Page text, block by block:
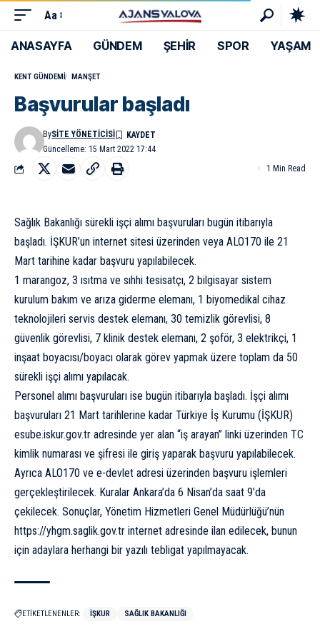
Aa
ANASAYFA GÜNDEM ŞEHİR SPOR YAŞAM
KENT GÜNDEMI MANŞET
Başvurular başladı
Güncelleme: 15 Mart 2022 17:44
BySITE YÖNETICISI
1 Min Read
Sağlık Bakanlığı sürekli işçi alımı başvuruları bugün itibarıyla
başladı. İŞKUR’un internet sitesi üzerinden veya ALO170 ile 21
Mart tarihine kadar başvuru yapılabilecek.
1 marangoz, 3 ısıtma ve sıhhi tesisatçı, 2 bilgisayar sistem
kurulum bakım ve arıza giderme elemanı, 1 biyomedikal cihaz
teknolojileri servis destek elemanı, 30 temizlik görevlisi, 8
güvenlik görevlisi, 7 klinik destek elemanı, 2 şoför, 3 elektrikçi, 1
inşaat boyacısı/boyacı olarak görev yapmak üzere toplam da 50
sürekli işçi alımı yapılacak.
Personel alımı başvuruları ise bugün itibarıyla başladı. İşçi alımı
başvuruları 21 Mart tarihlerine kadar Türkiye İş Kurumu (İŞKUR)
esube.iskur.gov.tr adresinde yer alan “iş arayan” linki üzerinden TC
kimlik numarası ve şifresi ile giriş yaparak başvuru yapılabilecek.
Ayrıca ALO170 ve e-devlet adresi üzerinden başvuru işlemleri
gerçekleştirilecek. Kuralar Ankara’da 6 Nisan’da saat 9’da
çekilecek. Sonuçlar, Yönetim Hizmetleri Genel Müdürlüğü’nün
https://yhgm.saglik.gov.tr internet adresinde ilan edilecek, bunun
için adaylara herhangi bir yazılı tebligat yapılmayacak.
ETİKETLENENLER: İŞKUR SAĞLIK BAKANLIĞI